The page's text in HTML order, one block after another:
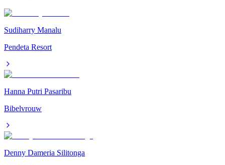
Sudiharry Manalu
Pendeta Resort
Hanna Putri Pasaribu
Bibelvrouw
Denny Dameria Silitonga